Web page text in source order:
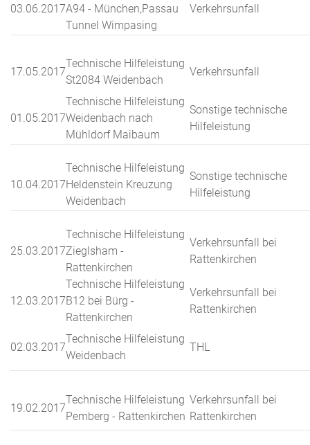
03.06.2017A94 - München,Passau
Tunnel Wimpasing
Verkehrsunfall
17.05.2017
Technische Hilfeleistung
St2084 Weidenbach
Verkehrsunfall
01.05.2017
Technische Hilfeleistung
Weidenbach nach
Mühldorf Maibaum
Sonstige technische
Hilfeleistung
10.04.2017
Technische Hilfeleistung
Heldenstein Kreuzung
Weidenbach
Sonstige technische
Hilfeleistung
25.03.2017
Technische Hilfeleistung
Zieglsham -
Rattenkirchen
Verkehrsunfall bei
Rattenkirchen
12.03.2017
Technische Hilfeleistung
B12 bei Bürg -
Rattenkirchen
Verkehrsunfall bei
Rattenkirchen
02.03.2017
Technische Hilfeleistung
Weidenbach
THL
19.02.2017
Technische Hilfeleistung
Pemberg - Rattenkirchen
Verkehrsunfall bei
Rattenkirchen